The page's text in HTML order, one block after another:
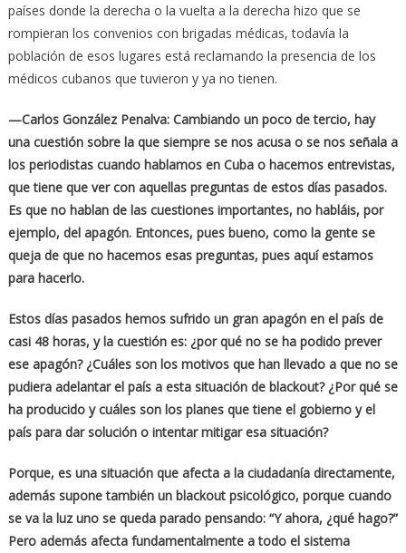
países donde la derecha o la vuelta a la derecha hizo que se
rompieran los convenios con brigadas médicas, todavía la
población de esos lugares está reclamando la presencia de los
médicos cubanos que tuvieron y ya no tienen.
—Carlos González Penalva: Cambiando un poco de tercio, hay
una cuestión sobre la que siempre se nos acusa o se nos señala a
los periodistas cuando hablamos en Cuba o hacemos entrevistas,
que tiene que ver con aquellas preguntas de estos días pasados.
Es que no hablan de las cuestiones importantes, no habláis, por
ejemplo, del apagón. Entonces, pues bueno, como la gente se
queja de que no hacemos esas preguntas, pues aquí estamos
para hacerlo.
Estos días pasados hemos sufrido un gran apagón en el país de
casi 48 horas, y la cuestión es: ¿por qué no se ha podido prever
ese apagón? ¿Cuáles son los motivos que han llevado a que no se
pudiera adelantar el país a esta situación de blackout? ¿Por qué se
ha producido y cuáles son los planes que tiene el gobierno y el
país para dar solución o intentar mitigar esa situación?
Porque, es una situación que afecta a la ciudadanía directamente,
además supone también un blackout psicológico, porque cuando
se va la luz uno se queda parado pensando: “Y ahora, ¿qué hago?”
Pero además afecta fundamentalmente a todo el sistema